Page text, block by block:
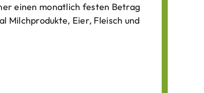
einen monatlich festen Betrag
Milchprodukte, Eier, Fleisch und